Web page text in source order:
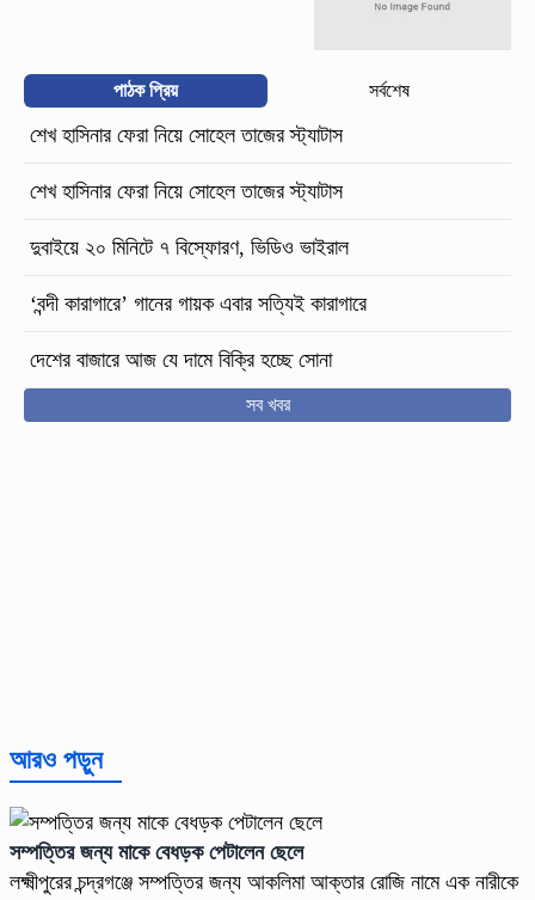
পাঠক প্রিয় সর্বশেষ
শেখ হাসিনার ফেরা নিয়ে সোহেল তাজের স্ট্যাটাস
শেখ হাসিনার ফেরা নিয়ে সোহেল তাজের স্ট্যাটাস
দুবাইয়ে ২০ মিনিটে ৭ বিস্ফোরণ, ভিডিও ভাইরাল
‘বন্দী কারাগারে’ গানের গায়ক এবার সত্যিই কারাগারে
দেশের বাজারে আজ যে দামে বিক্রি হচ্ছে সোনা
সব খবর
আরও পড়ুন
সম্পত্তির জন্য মাকে বেধড়ক পেটালেন ছেলে
লক্ষ্মীপুরের চন্দ্রগঞ্জে সম্পত্তির জন্য আকলিমা আক্তার রোজি নামে এক নারীকে